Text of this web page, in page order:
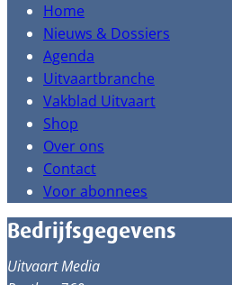
Home
Nieuws & Dossiers
Agenda
Uitvaartbranche
Vakblad Uitvaart
Shop
Over ons
Contact
Voor abonnees
Bedrijfsgegevens
Uitvaart Media